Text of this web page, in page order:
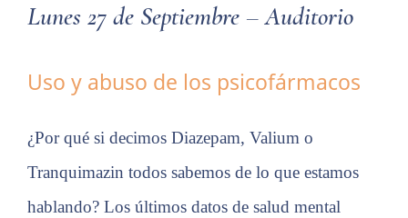
Lunes 27 de Septiembre – Auditorio
Uso y abuso de los psicofármacos
¿Por qué si decimos Diazepam, Valium o
Tranquimazin todos sabemos de lo que estamos
hablando? Los últimos datos de salud mental
funcione la
Estadísticas
podamos
mejorar la
funcionalidad
y estructura
de la web, en